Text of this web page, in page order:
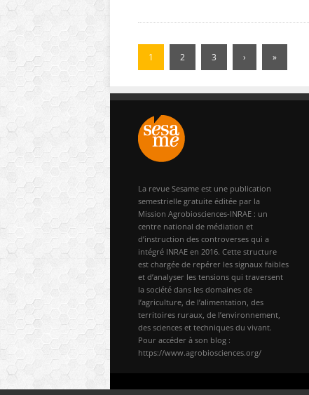
1 2 3 › »
La revue Sesame est une publication
semestrielle gratuite éditée par la
Mission Agrobiosciences-INRAE : un
centre national de médiation et
d’instruction des controverses qui a
intégré INRAE en 2016. Cette structure
est chargée de repérer les signaux faibles
et d’analyser les tensions qui traversent
la société dans les domaines de
l’agriculture, de l’alimentation, des
territoires ruraux, de l’environnement,
des sciences et techniques du vivant.
Pour accéder à son blog :
https://www.agrobiosciences.org/